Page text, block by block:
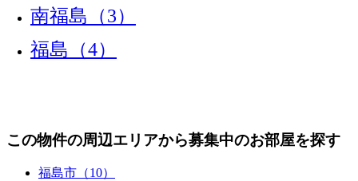
南福島（3）
福島（4）
この物件の周辺エリアから募集中のお部屋を探す
福島市（10）